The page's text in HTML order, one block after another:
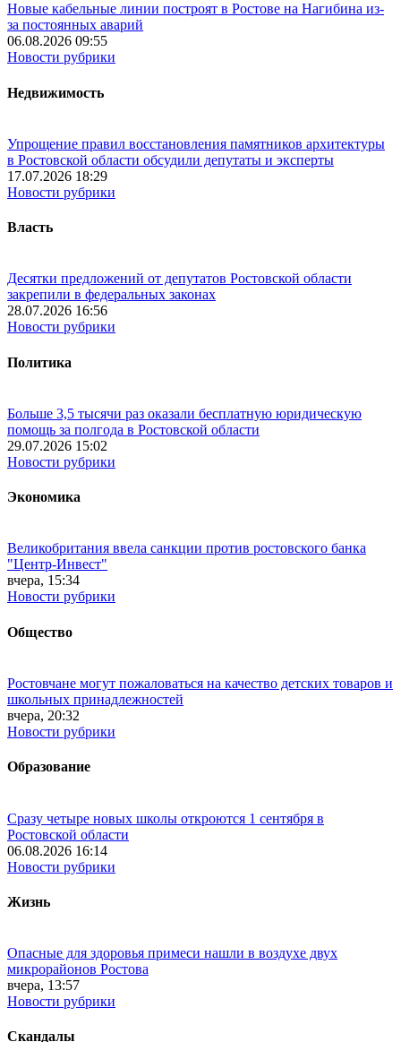
Новые кабельные линии построят в Ростове на Нагибина из-
за постоянных аварий
06.08.2026 09:55
Новости рубрики
Недвижимость
Упрощение правил восстановления памятников архитектуры
в Ростовской области обсудили депутаты и эксперты
17.07.2026 18:29
Новости рубрики
Власть
Десятки предложений от депутатов Ростовской области
закрепили в федеральных законах
28.07.2026 16:56
Новости рубрики
Политика
Больше 3,5 тысячи раз оказали бесплатную юридическую
помощь за полгода в Ростовской области
29.07.2026 15:02
Новости рубрики
Экономика
Великобритания ввела санкции против ростовского банка
"Центр-Инвест"
вчера, 15:34
Новости рубрики
Общество
Ростовчане могут пожаловаться на качество детских товаров и
школьных принадлежностей
вчера, 20:32
Новости рубрики
Образование
Сразу четыре новых школы откроются 1 сентября в
Ростовской области
06.08.2026 16:14
Новости рубрики
Жизнь
Опасные для здоровья примеси нашли в воздухе двух
микрорайонов Ростова
вчера, 13:57
Новости рубрики
Скандалы